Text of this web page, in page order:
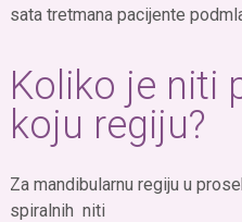
sata tretmana pacijente
Koliko je niti
koju regiju?
Za mandibularnu regiju u
spiralnih niti